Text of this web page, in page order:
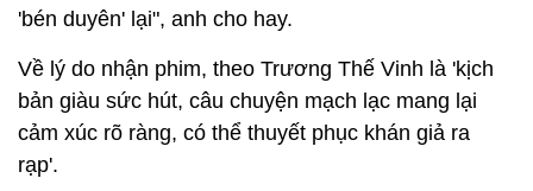
'bén duyên' lại", anh cho hay.
Về lý do nhận phim, theo Trương Thế Vinh là 'kịch
bản giàu sức hút, câu chuyện mạch lạc mang lại
cảm xúc rõ ràng, có thể thuyết phục khán giả ra
rạp'.